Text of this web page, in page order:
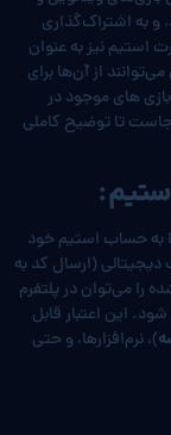
و به اشتراک‌گذاری
استیم نیز به عنوان
از آن‌ها برای
بازی های موجود در
تا توضیح کاملی
به حساب استیم خود
(ارسال کد به
را می‌توان در پلتفرم
این اعتبار قابل
)، نرم‌افزارها، و حتی